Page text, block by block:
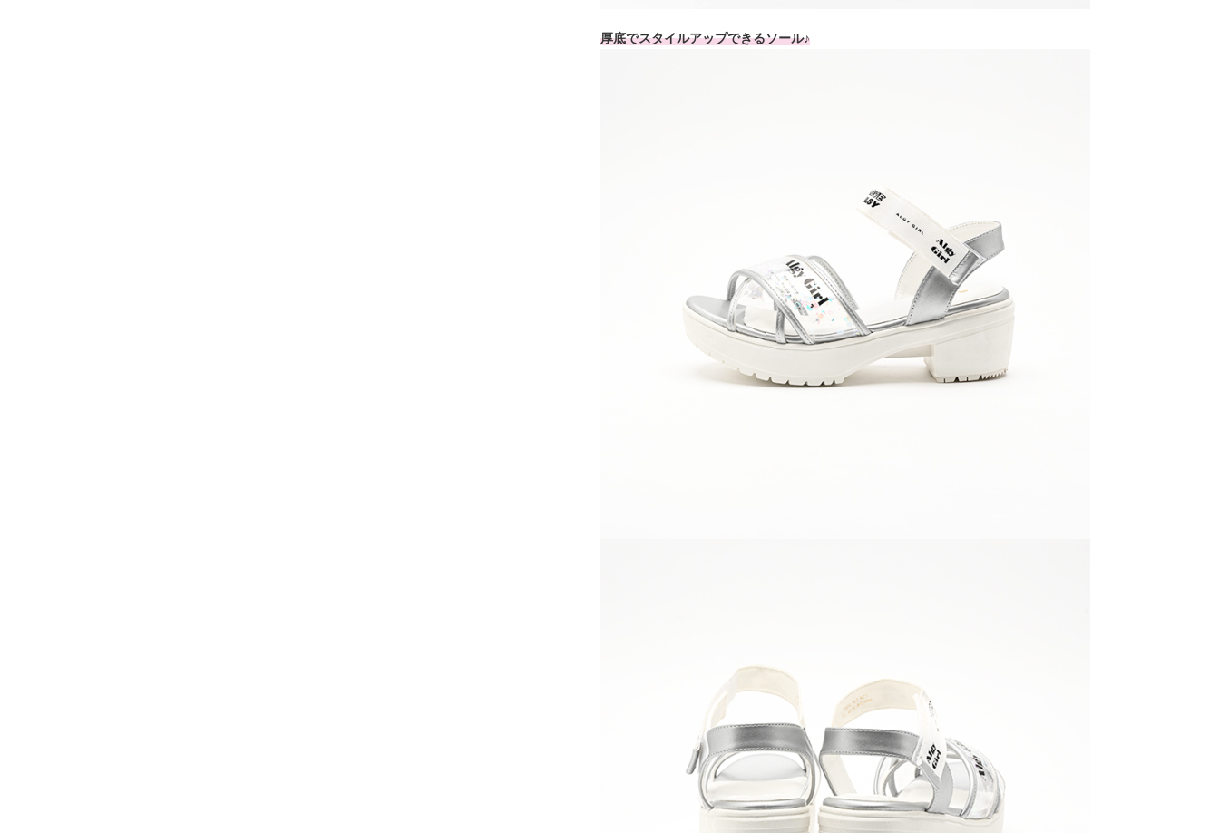
厚底でスタイルアップできるソール♪